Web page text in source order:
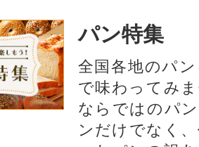
パン特集
全国各地のパ
で味わってみ
ならではのパ
ンだけでなく